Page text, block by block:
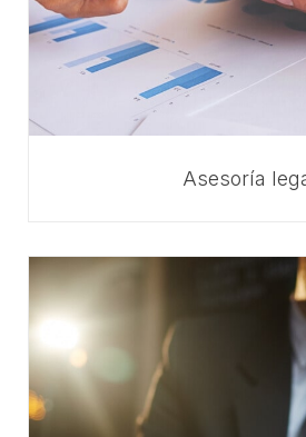
Asesoría